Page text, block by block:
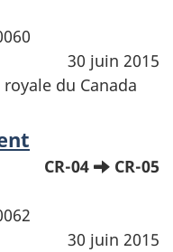
30 juin 2015
du Canada
CR-04
CR-05
30 juin 2015